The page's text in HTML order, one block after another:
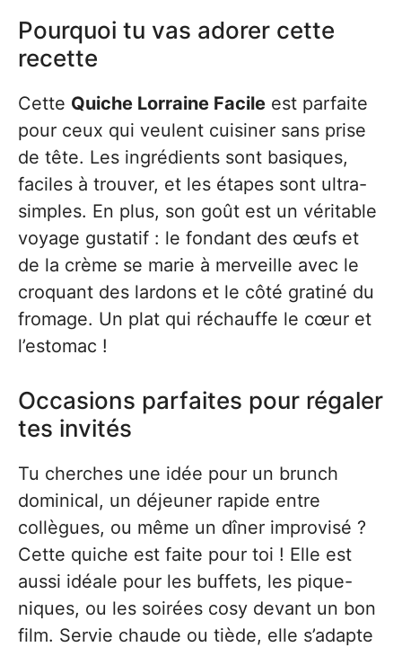
Pourquoi tu vas adorer cette
recette
Cette Quiche Lorraine Facile est parfaite
pour ceux qui veulent cuisiner sans prise
de tête. Les ingrédients sont basiques,
faciles à trouver, et les étapes sont ultra-
simples. En plus, son goût est un véritable
voyage gustatif : le fondant des œufs et
de la crème se marie à merveille avec le
croquant des lardons et le côté gratiné du
fromage. Un plat qui réchauffe le cœur et
l’estomac !
Occasions parfaites pour régaler
tes invités
Tu cherches une idée pour un brunch
dominical, un déjeuner rapide entre
collègues, ou même un dîner improvisé ?
Cette quiche est faite pour toi ! Elle est
aussi idéale pour les buffets, les pique-
niques, ou les soirées cosy devant un bon
film. Servie chaude ou tiède, elle s’adapte